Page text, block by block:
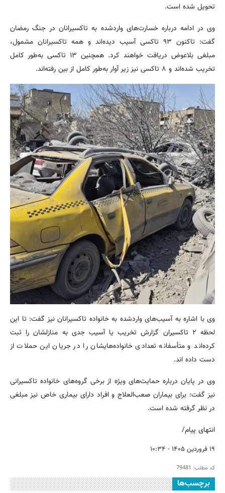
تحویل شده است.
‌وی در ادامه درباره خسارت‌های واردشده به تاکسیرانان در جنگ رمضان
گفت: تاکنون ۹۳ تاکسی آسیب دیده‌اند و همه تاکسیرانان مشمول،
مبلغی بلاعوض دریافت خواهند کرد. همچنین ۱۳ تاکسی به‌طور کامل
تخریب شده‌اند و ۸ تاکسی نیز زیر آوار به‌طور کامل از بین رفته‌اند.
وی با اشاره به آسیب‌های واردشده به خانواده تاکسیرانان نیز گفت: تا این
لحظه ۲ تاکسیران گزارش تخریب یا آسیب جدی به منازلشان را ثبت
کرده‌اند و متأسفانه تعدادی خانواده‌هایشان را در جریان این حملات از
دست داده اند.
وی در پایان درباره حمایت‌های ویژه از برخی گروه‌های خانواده تاکسیرانی
نیز گفت: برای بیماران صعب‌العلاج و افراد دارای بیماری خاص نیز مبلغی
در نظر گرفته شده است.
‌انتهای پیام/
۱۹ فروردین ۱۴۰۵ - ۱۰:۳۴
کد مطلب: 79481
برچسب‌ها